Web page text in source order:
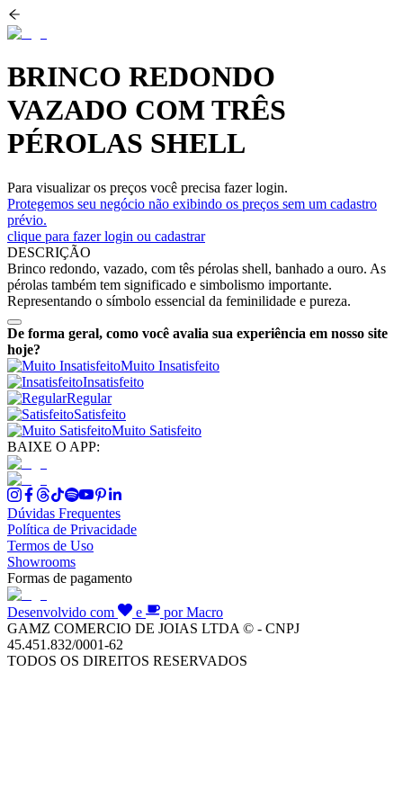
BRINCO REDONDO
VAZADO COM TRÊS
PÉROLAS SHELL
Para visualizar os preços você precisa fazer login.
Protegemos seu negócio não exibindo os preços sem um cadastro
prévio.
clique para fazer login ou cadastrar
DESCRIÇÃO
Brinco redondo, vazado, com tês pérolas shell, banhado a ouro. As
pérolas também tem significado e simbolismo importante.
Representando o símbolo essencial da feminilidade e pureza.
De forma geral, como você avalia sua experiência em nosso site
hoje?
Muito Insatisfeito
Insatisfeito
Regular
Satisfeito
Muito Satisfeito
BAIXE O APP:
Dúvidas Frequentes
Política de Privacidade
Termos de Uso
Showrooms
Formas de pagamento
Desenvolvido com e
por Macro
GAMZ COMERCIO DE JOIAS LTDA © - CNPJ
45.451.832/0001-62
TODOS OS DIREITOS RESERVADOS